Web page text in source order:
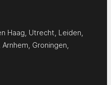
Haag Utrecht Leiden
Arnhem Groningen